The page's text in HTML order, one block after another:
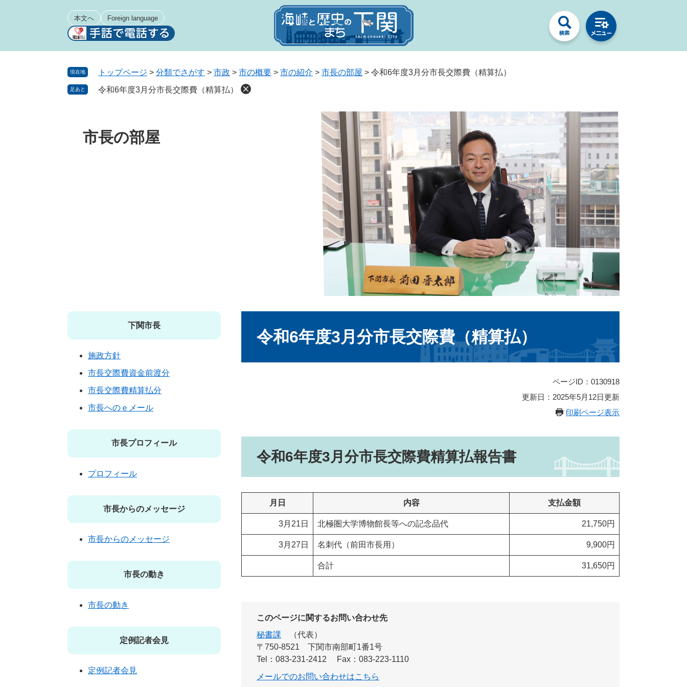
本文へ Foreign language
現在地 トップページ > 分類でさがす > 市政 > 市の概要 > 市の紹介 > 市長の部屋 > 令和6年度3月分市長交際費（精算払）
足あと 令和6年度3月分市長交際費（精算払）
市長の部屋
令和6年度3月分市長交際費（精算払）
ページID：0130918
更新日：2025年5月12日更新
印刷ページ表示
令和6年度3月分市長交際費精算払報告書
月日 内容 支払金額
3月21日 北極圏大学博物館長等への記念品代 21,750円
3月27日 名刺代（前田市長用） 9,900円
合計 31,650円
このページに関するお問い合わせ先
秘書課
代表
〒750-8521
下関市南部町1番1号
Tel：083-231-2412
Fax：083-223-1110
メールでのお問い合わせはこちら
下関市長
施政方針
市長交際費資金前渡分
市長交際費精算払分
市長へのｅメール
市長プロフィール
プロフィール
市長からのメッセージ
市長からのメッセージ
市長の動き
市長の動き
定例記者会見
定例記者会見